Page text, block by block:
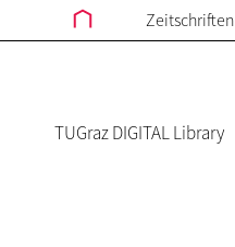
Zeitschriften
TUGraz DIGITAL Library